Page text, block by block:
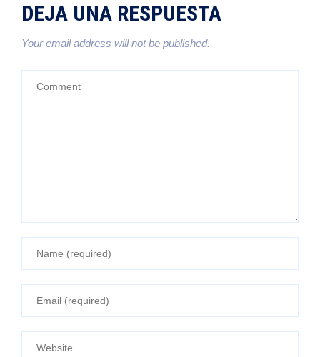
DEJA UNA RESPUESTA
Your email address will not be published.